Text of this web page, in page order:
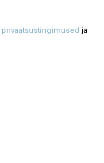
privaatsustingimused ja